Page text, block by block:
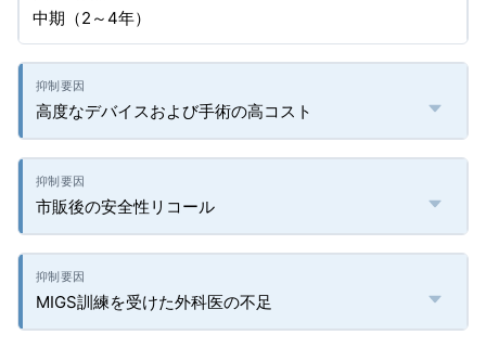
中期（2～4年）
高度なデバイスおよび手術の高コスト
市販後の安全性リコール
MIGS訓練を受けた外科医の不足